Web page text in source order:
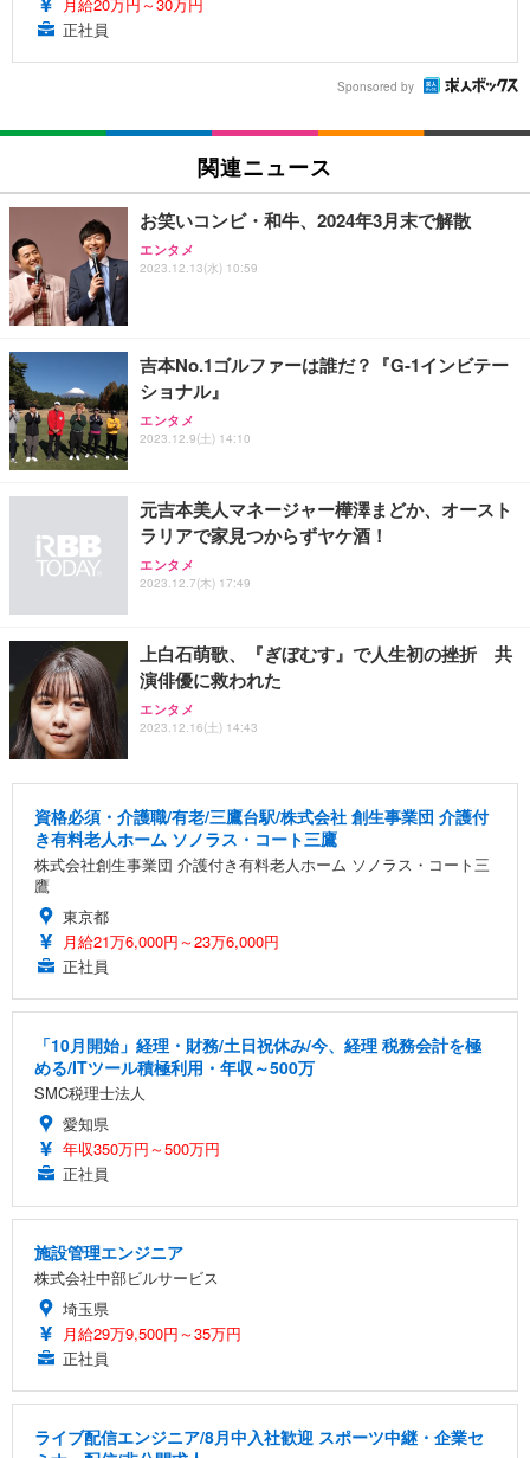
月給20万円～30万円
正社員
Sponsored by
関連ニュース
お笑いコンビ・和牛、2024年3月末で解散
エンタメ
2023.12.13(水) 10:59
吉本No.1ゴルファーは誰だ？『G-1インビテー
ショナル』
エンタメ
2023.12.9(土) 14:10
元吉本美人マネージャー樺澤まどか、オースト
ラリアで家見つからずヤケ酒！
エンタメ
2023.12.7(木) 17:49
上白石萌歌、『ぎぼむす』で人生初の挫折 共
演俳優に救われた
エンタメ
2023.12.16(土) 14:43
資格必須・介護職/有老/三鷹台駅/株式会社 創生事業団 介護付
き有料老人ホーム ソノラス・コート三鷹
株式会社創生事業団 介護付き有料老人ホーム ソノラス・コート三
鷹
東京都
月給21万6,000円～23万6,000円
正社員
「10月開始」経理・財務/土日祝休み/今、経理 税務会計を極
める/ITツール積極利用・年収～500万
SMC税理士法人
愛知県
年収350万円～500万円
正社員
施設管理エンジニア
株式会社中部ビルサービス
埼玉県
月給29万9,500円～35万円
正社員
ライブ配信エンジニア/8月中入社歓迎 スポーツ中継・企業セ